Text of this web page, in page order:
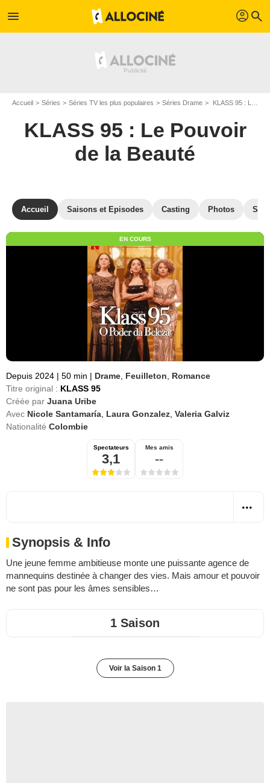
menu profil search
Accueil Séries Séries TV les plus populaires Séries Drame KLASS 95 : Le Pouvoir de la Beauté
KLASS 95 : Le Pouvoir
de la Beauté
Accueil Saisons et Episodes Casting Photos
EN COURS
Depuis 2024 | 50 min | Drame Feuilleton
Romance
Titre original : KLASS 95
Créée par Juana Uribe
Avec Nicole Santamaría Laura Gonzalez Valeria Galviz
Nationalité Colombie
Spectateurs
3,1
Mes amis
--
Synopsis & Info
Une jeune femme ambitieuse monte une puissante agence de
mannequins destinée à changer des vies. Mais amour et pouvoir
ne sont pas pour les âmes sensibles…
1 Saison
Voir la Saison 1